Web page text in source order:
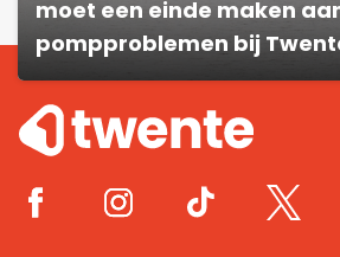
moet een einde maken
pompproblemen bij